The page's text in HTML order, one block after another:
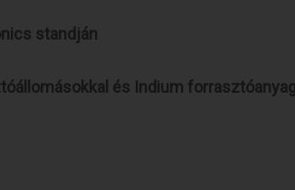
standján
és Indium